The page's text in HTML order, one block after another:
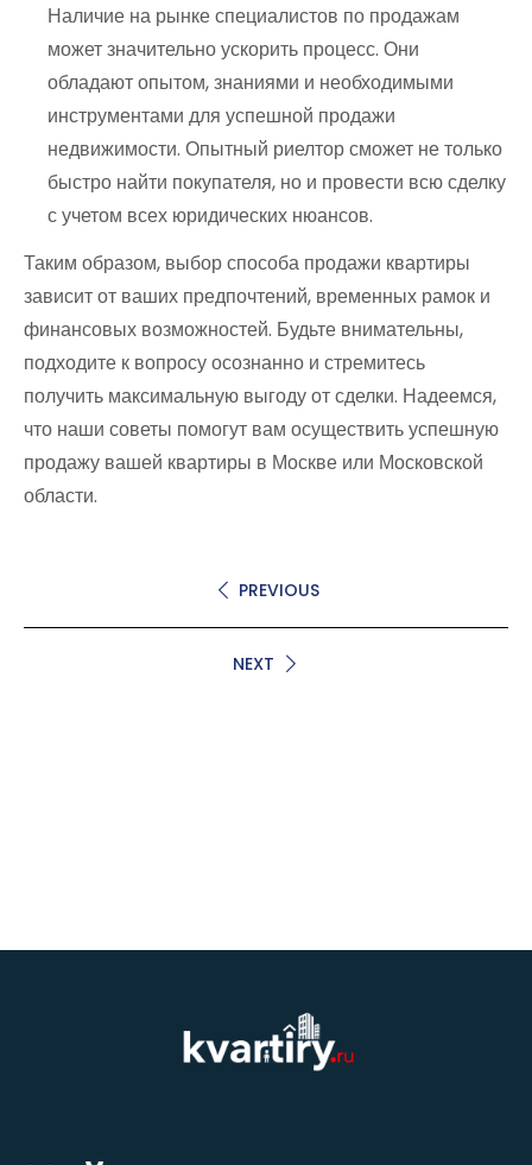
Наличие на рынке специалистов по продажам
может значительно ускорить процесс. Они
обладают опытом, знаниями и необходимыми
инструментами для успешной продажи
недвижимости. Опытный риелтор сможет не только
быстро найти покупателя, но и провести всю сделку
с учетом всех юридических нюансов.
Таким образом, выбор способа продажи квартиры
зависит от ваших предпочтений, временных рамок и
финансовых возможностей. Будьте внимательны,
подходите к вопросу осознанно и стремитесь
получить максимальную выгоду от сделки. Надеемся,
что наши советы помогут вам осуществить успешную
продажу вашей квартиры в Москве или Московской
области.
PREVIOUS
NEXT